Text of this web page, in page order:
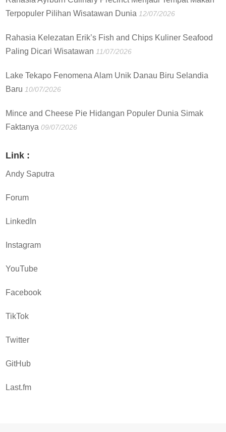
Terpopuler Pilihan Wisatawan Dunia 12/07/2026
Rahasia Kelezatan Erik’s Fish and Chips Kuliner Seafood
Paling Dicari Wisatawan 11/07/2026
Lake Tekapo Fenomena Alam Unik Danau Biru Selandia
Baru 10/07/2026
Mince and Cheese Pie Hidangan Populer Dunia Simak
Faktanya 09/07/2026
Link :
Andy Saputra
Forum
LinkedIn
Instagram
YouTube
Facebook
TikTok
Twitter
GitHub
Last.fm